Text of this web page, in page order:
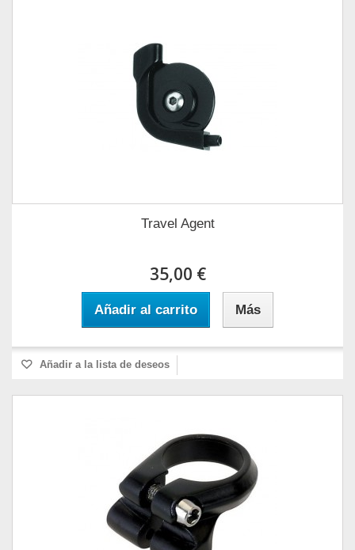
Travel Agent
35,00 €
Añadir al carrito Más
Añadir a la lista de deseos